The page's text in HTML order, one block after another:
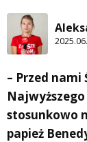
– Przed nami
Najwyższego
stosunkowo
papież